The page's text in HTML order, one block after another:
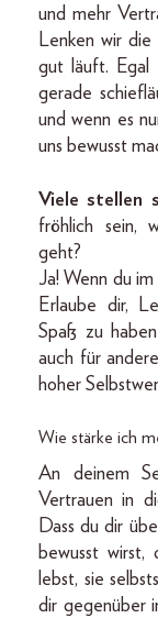
und mehr
Lenken wir die
gut läuft. Egal
gerade
und wenn es
uns bewusst
Viele stellen
fröhlich sein,
geht?
Ja! Wenn du
Erlaube dir,
Spaß zu
auch für
hoher
Wie stärke ich
An deinem
Vertrauen in
Dass du dir
bewusst wirst,
lebst, sie
dir gegenüber